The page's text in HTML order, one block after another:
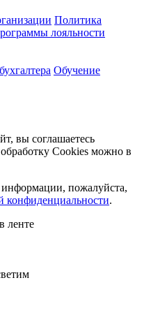
Политика
лояльности
Обучение
вы соглашаетесь
Cookies можно в
пожалуйста,
конфиденциальности.
ленте